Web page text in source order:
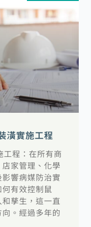
潢實施工程
程：在所有商
家管理、化學
響病媒防治實
有效控制鼠
孳生，這一直
。經過多年的